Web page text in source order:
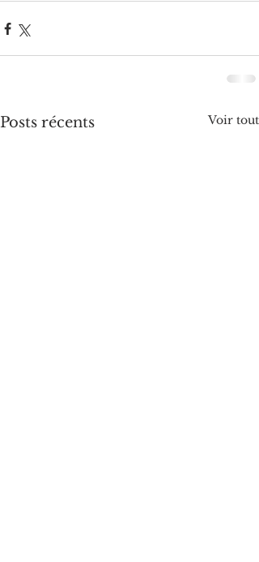
Posts récents Voir tout